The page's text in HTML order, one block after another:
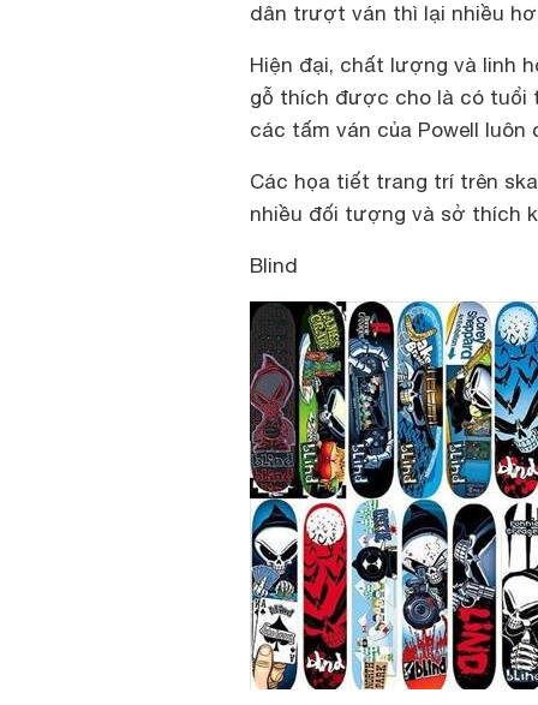
dân trượt ván thì lại nhiều
Hiện đại, chất lượng và linh
gỗ thích được cho là có tuổi
các tấm ván của Powell
Các họa tiết trang trí trên
nhiều đối tượng và sở thích
Blind